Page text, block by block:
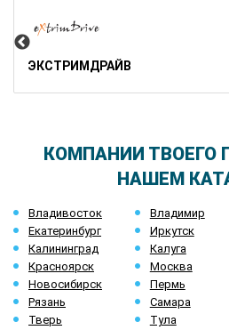
ЭКСТРИМДРАЙВ
КОМПАНИИ ТВОЕГО
НАШЕМ
Владивосток Владимир
Екатеринбург
Иркутск
Калининград
Калуга
Красноярск
Москва
Новосибирск
Пермь
Рязань
Самара
Тверь
Тула